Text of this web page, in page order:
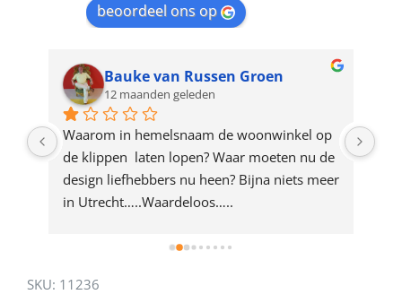
product
beoordeel ons op
Bauke van Russen Groen
12 maanden geleden
Waarom in hemelsnaam de woonwinkel op
de klippen  laten lopen? Waar moeten nu de
design liefhebbers nu heen? Bijna niets meer
in Utrecht…..Waardeloos…..
SKU: 11236